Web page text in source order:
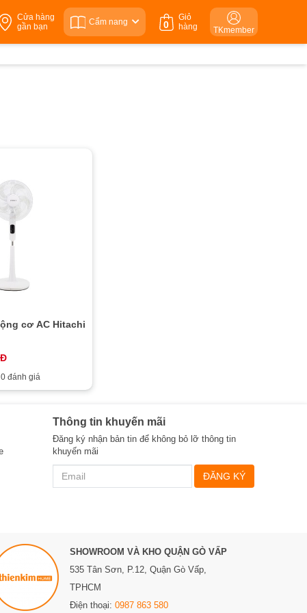
Cửa hàng
gần bạn
Cẩm nang
Giỏ
hàng
0 TKmember
cơ AC Hitachi
0 đánh giá
Thông tin khuyến mãi
Đăng ký nhận bản tin để không bỏ lỡ thông tin
khuyến mãi
ĐĂNG KÝ
SHOWROOM VÀ KHO QUẬN GÒ VẤP
535 Tân Sơn, P.12, Quận Gò Vấp,
TPHCM
Điện thoại: 0987 863 580